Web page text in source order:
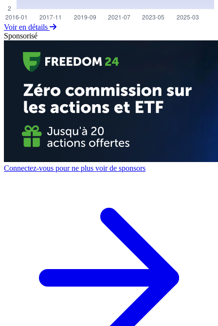
Voir en détails
Sponsorisé
Connectez-vous pour ne plus voir de sponsors